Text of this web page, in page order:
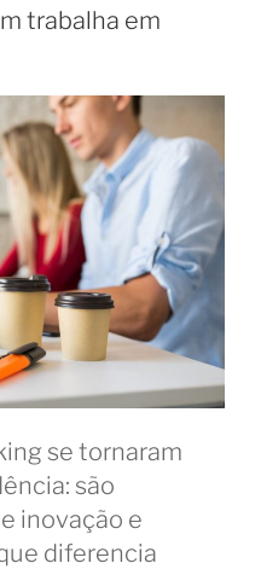
trabalha em
se tornaram
são
inovação e
diferencia